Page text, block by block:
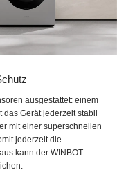
ausgestattet: einem
Gerät jederzeit stabil
mit einer superschnellen
jederzeit die
kann der WINBOT